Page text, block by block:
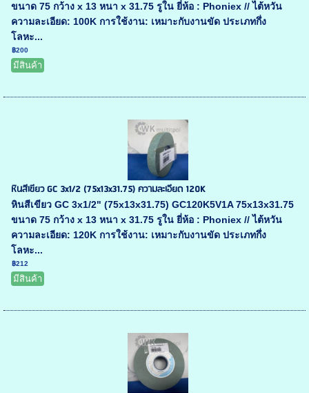
ขนาด 75 กว้าง x 13 หนา x 31.75 รูใน ยี่ห้อ : Phoniex // ไต้หวัน
ความละเอียด: 100K การใช้งาน: เหมาะกับงานขัด ประเภทกึ่ง
โลหะ...
฿200
มีสินค้า
หินสีเขียว GC 3x1/2 (75x13x31.75) ความละเอียด 120K
หินสีเขียว GC 3x1/2" (75x13x31.75) GC120K5V1A 75x13x31.75
ขนาด 75 กว้าง x 13 หนา x 31.75 รูใน ยี่ห้อ : Phoniex // ไต้หวัน
ความละเอียด: 120K การใช้งาน: เหมาะกับงานขัด ประเภทกึ่ง
โลหะ...
฿212
มีสินค้า